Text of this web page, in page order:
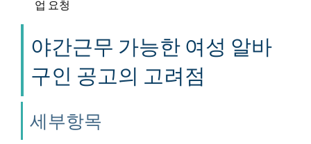
업 요청
야간근무 가능한 여성 알바
구인 공고의 고려점
세부항목